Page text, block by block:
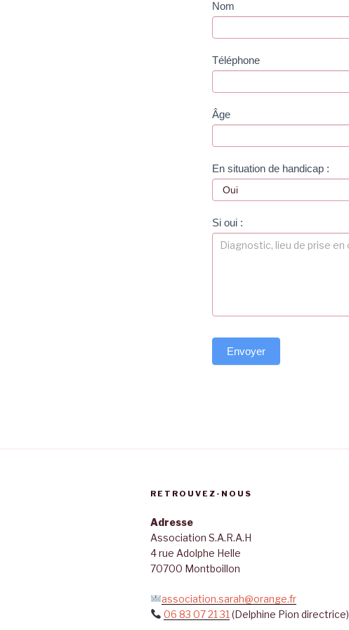
Formulaire
inscription
Nom
Téléphone
Âge
En situation de handicap :
Si oui :
Envoyer
RETROUVEZ-NOUS
Adresse
Association S.A.R.A.H
4 rue Adolphe Helle
70700 Montboillon
association.sarah@orange.fr
06 83 07 21 31 (Delphine Pion directrice)